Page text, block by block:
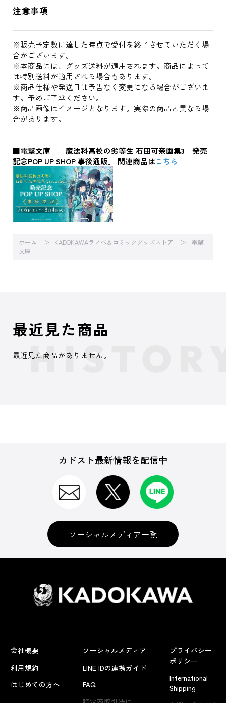
注意事項
※販売予定数に達した時点で受付を終了させていただく場
合がございます。
※本商品には、グッズ送料が適用されます。商品によって
は特別送料が適用される場合もあります。
※商品仕様や発送日は予告なく変更になる場合がございま
す。予めご了承ください。
※商品画像はイメージとなります。実際の商品と異なる場
合があります。
■電撃文庫「「魔法科高校の劣等生 石田可奈画集3」発売
記念POP UP SHOP 事後通販」 関連商品はこちら
ホーム KADOKAWAラノベ＆コミックグッズストア
電撃
文庫
よくあるお問い合わせ
最近見た商品
最近見た商品がありません。
カドスト最新情報を配信中
ソーシャルメディア一覧
会社概要
利用規約
はじめての方へ
ソーシャルメディア
LINE IDの連携ガイド
FAQ
プライバシー
ポリシー
International
Shipping